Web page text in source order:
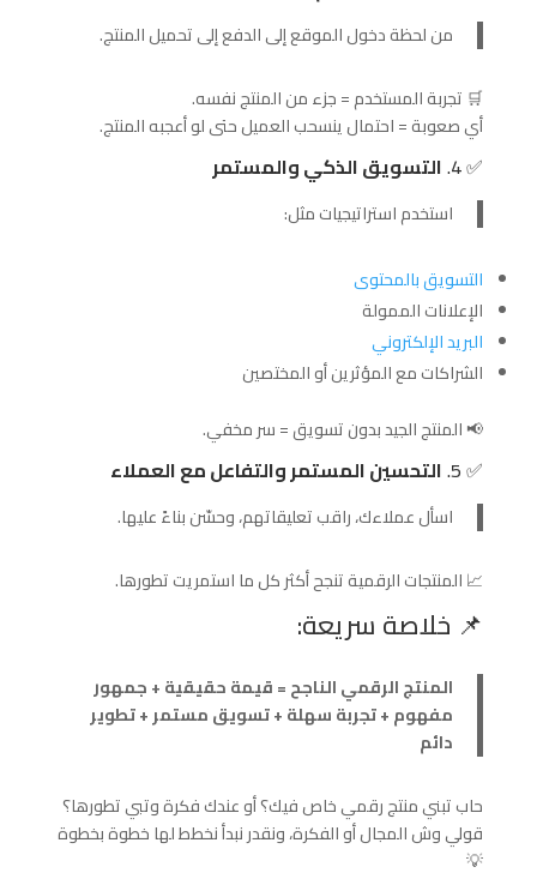
من لحظة دخول الموقع إلى الدفع إلى تحميل المنتج.
🛒 تجربة المستخدم = جزء من المنتج نفسه.
أي صعوبة = احتمال ينسحب العميل حتى لو أعجبه المنتج.
✅ 4. التسويق الذكي والمستمر
استخدم استراتيجيات مثل:
التسويق بالمحتوى
الإعلانات الممولة
البريد الإلكتروني
الشراكات مع المؤثرين أو المختصين
📢 المنتج الجيد بدون تسويق = سر مخفي.
✅ 5. التحسين المستمر والتفاعل مع العملاء
اسأل عملاءك، راقب تعليقاتهم، وحسّن بناءً عليها.
📈 المنتجات الرقمية تنجح أكثر كل ما استمريت تطورها.
📌 خلاصة سريعة:
المنتج الرقمي الناجح = قيمة حقيقية + جمهور
مفهوم + تجربة سهلة + تسويق مستمر + تطوير
دائم
حاب تبني منتج رقمي خاص فيك؟ أو عندك فكرة وتبي تطورها؟
قولي وش المجال أو الفكرة، ونقدر نبدأ نخطط لها خطوة بخطوة
💡